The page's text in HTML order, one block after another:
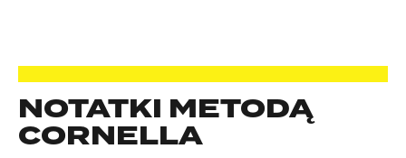
NOTATKI METODĄ
CORNELLA